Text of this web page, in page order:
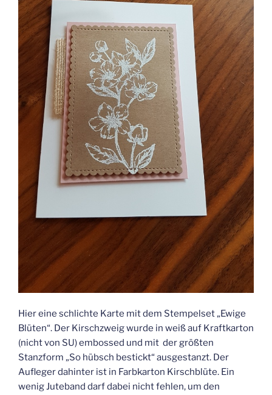
Hier eine schlichte Karte mit dem Stempelset „Ewige
Blüten“. Der Kirschzweig wurde in weiß auf Kraftkarton
(nicht von SU) embossed und mit der größten
Stanzform „So hübsch bestickt“ ausgestanzt. Der
Aufleger dahinter ist in Farbkarton Kirschblüte. Ein
wenig Juteband darf dabei nicht fehlen, um den